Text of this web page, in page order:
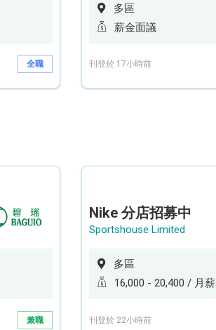
全職
多區
薪金面議
刊登於 17小時前
兼職
Nike 分店招募中
Sportshouse Limited
多區
16,000 - 20,400 / 月薪
刊登於 22小時前